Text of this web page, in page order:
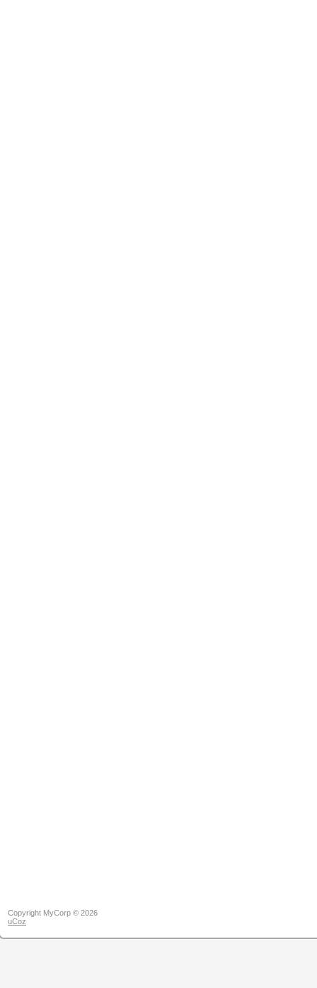
Copyright MyCorp © 2026
uCoz